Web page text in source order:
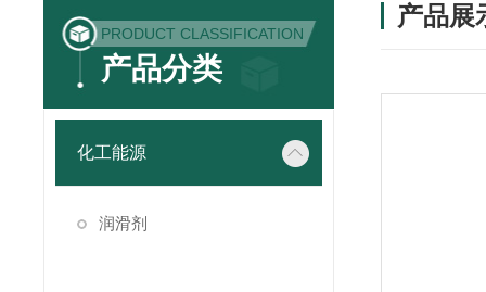
PRODUCT CLASSIFICATION
产品分类
化工能源
润滑剂
产品展